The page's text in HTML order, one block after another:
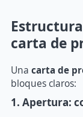
carta de
Una carta de
bloques claros:
1. Apertura: